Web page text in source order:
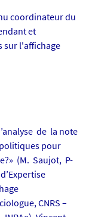
coordinateur du
et
sur l'affichage
de la note
pour
(M. Saujot, P-
CNRS –